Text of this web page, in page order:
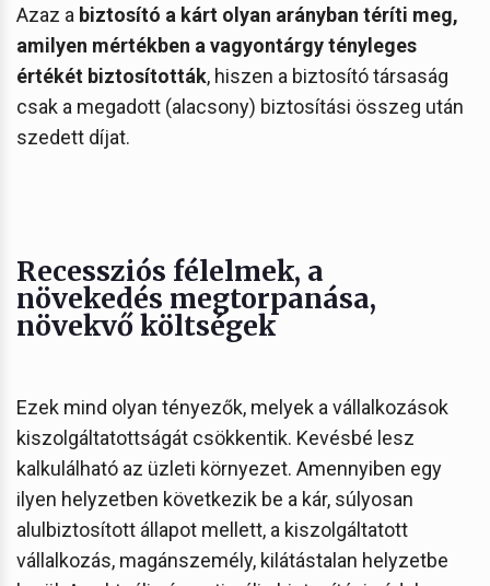
Azaz a biztosító a kárt olyan arányban téríti meg,
amilyen mértékben a vagyontárgy tényleges
értékét biztosították, hiszen a biztosító társaság
csak a megadott (alacsony) biztosítási összeg után
szedett díjat.
Recessziós félelmek, a
növekedés megtorpanása,
növekvő költségek
Ezek mind olyan tényezők, melyek a vállalkozások
kiszolgáltatottságát csökkentik. Kevésbé lesz
kalkulálható az üzleti környezet. Amennyiben egy
ilyen helyzetben következik be a kár, súlyosan
alulbiztosított állapot mellett, a kiszolgáltatott
vállalkozás, magánszemély, kilátástalan helyzetbe